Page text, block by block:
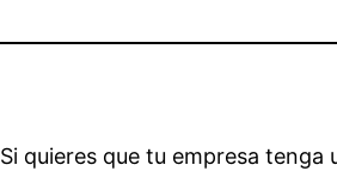
Si quieres que tu empresa tenga